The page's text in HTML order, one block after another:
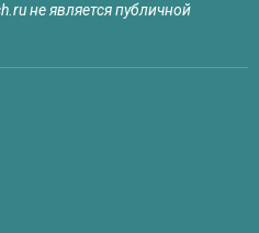
не является публичной